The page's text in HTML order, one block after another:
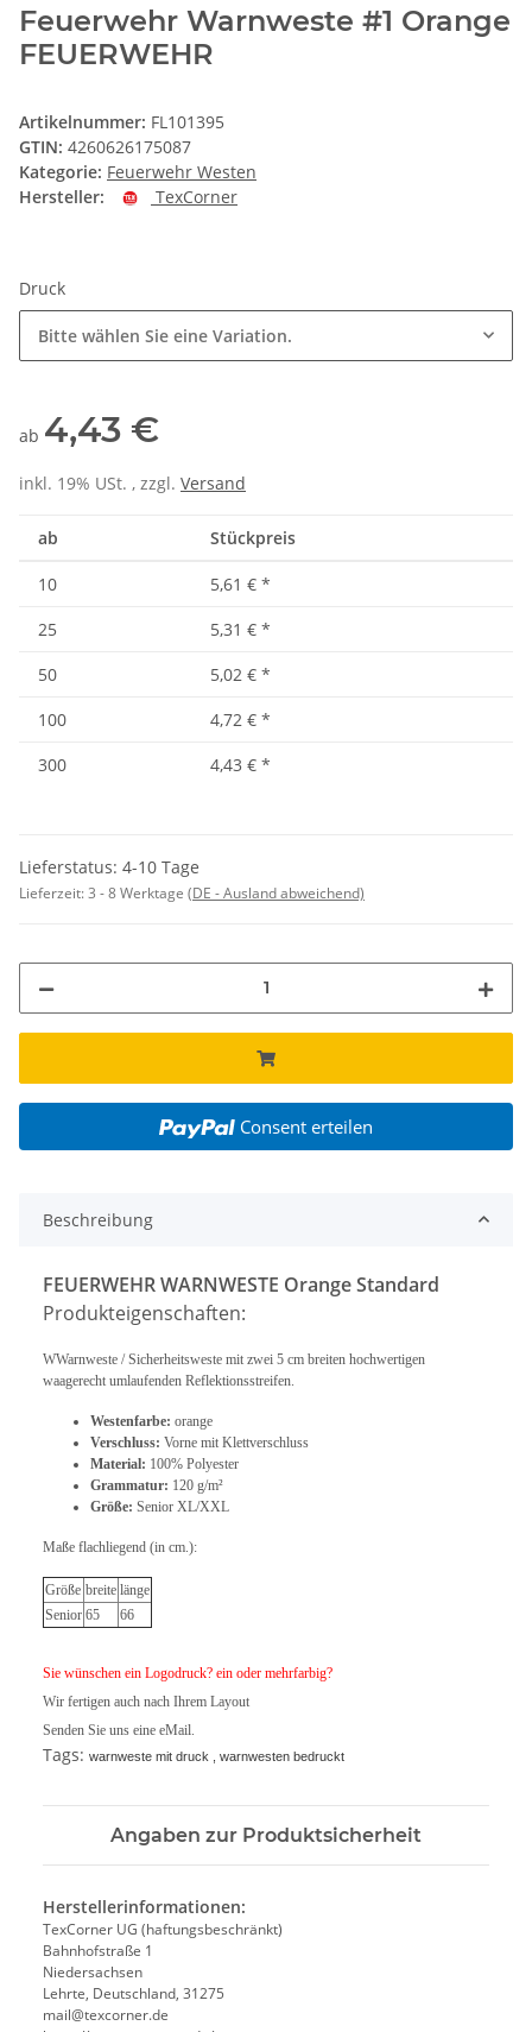
Feuerwehr Warnweste #1 Orange
FEUERWEHR
Artikelnummer: FL101395
GTIN: 4260626175087
Kategorie: Feuerwehr Westen
Hersteller:
TexCorner
Druck
Bitte wählen Sie eine Variation.
ab 4,43 €
inkl. 19% USt. , zzgl. Versand
ab Stückpreis
10 5,61 € *
25
5,31 € *
50
5,02 € *
100
4,72 € *
300
4,43 € *
Lieferstatus: 4-10 Tage
Lieferzeit:3 - 8 Werktage (DE - Ausland abweichend)
Consent erteilen
Beschreibung
FEUERWEHR WARNWESTE Orange Standard
Produkteigenschaften:
WWarnweste / Sicherheitsweste mit zwei 5 cm breiten hochwertigen
waagerecht umlaufenden Reflektionsstreifen.
Westenfarbe: orange
Verschluss: Vorne mit Klettverschluss
Material: 100% Polyester
Grammatur: 120 g/m²
Größe: Senior XL/XXL
Maße flachliegend (in cm.):
Größe breite länge
Senior 65 66
Sie wünschen ein Logodruck? ein oder mehrfarbig?
Wir fertigen auch nach Ihrem Layout
Senden Sie uns eine eMail.
Tags: warnweste mit druck , warnwesten bedruckt
Angaben zur Produktsicherheit
Herstellerinformationen:
TexCorner UG (haftungsbeschränkt)
Bahnhofstraße 1
Niedersachsen
Lehrte, Deutschland, 31275
mail@texcorner.de